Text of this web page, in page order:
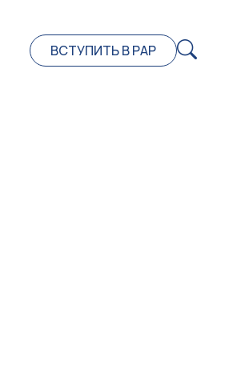
ВСТУПИТЬ В РАР